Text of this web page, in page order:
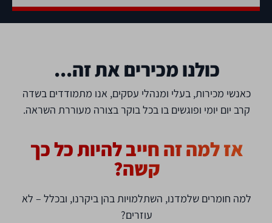
כולנו מכירים את זה...
כאנשי מכירות, בעלי ומנהלי עסקים, אנו מתמודדים בשדה
קרב יום יומי ופוגשים בו בכל בוקר בצורה מעוררת השראה.
אז למה זה חייב להיות כל כך
קשה?
למה חומרים שלמדנו, השתלמויות בהן ביקרנו, ובכלל – לא
עוזרים?